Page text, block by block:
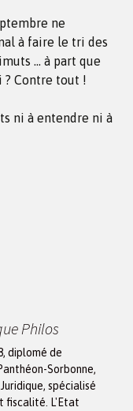
ne
à faire le tri des
… à part que
? Contre tout !
ni à entendre ni à
Philos
diplomé de
Sorbonne,
spécialisé
fiscalité. L'Etat